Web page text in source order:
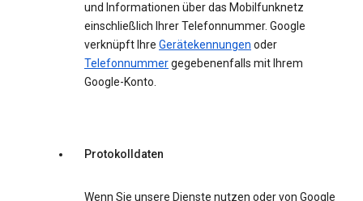
und Informationen über das Mobilfunknetz
einschließlich Ihrer Telefonnummer. Google
verknüpft Ihre Gerätekennungen oder
Telefonnummergegebenenfalls mit Ihrem
Google-Konto.
Protokolldaten
Wenn Sie unsere Dienste nutzen oder von Google